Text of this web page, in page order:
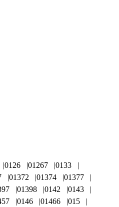
0126 01267
0133
01372 01374
01377
01398 0142
0143
0146 01466
015